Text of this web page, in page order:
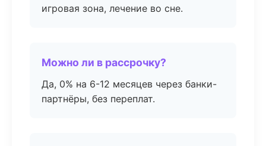
игровая зона, лечение во сне.
Можно ли в рассрочку?
Да, 0% на 6-12 месяцев через банки-
партнёры, без переплат.